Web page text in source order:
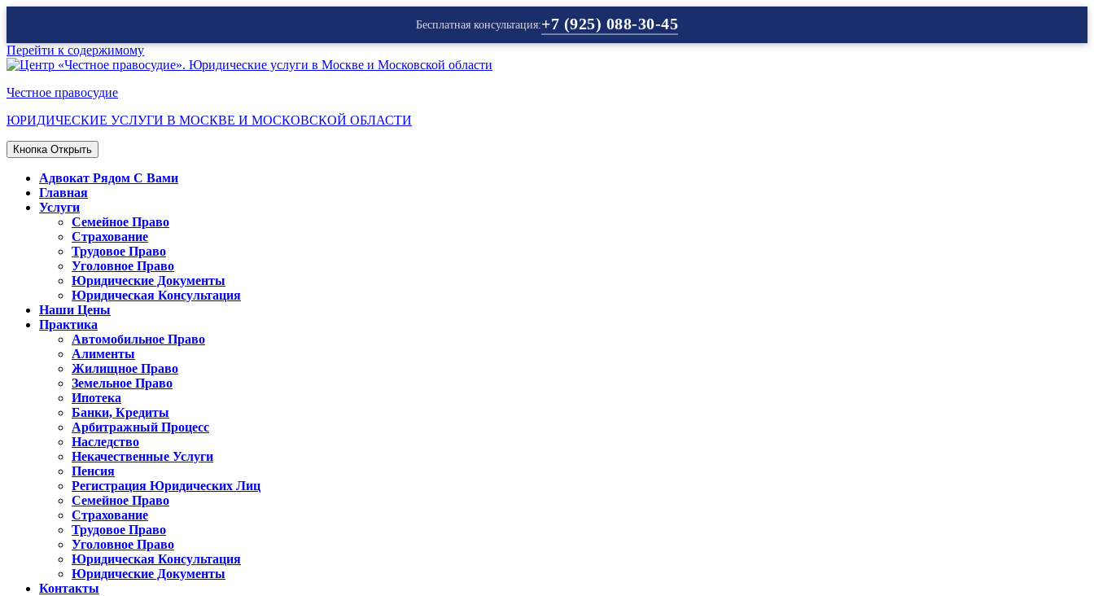
Бесплатная консультация:+7 (925) 088-30-45
Перейти к содержимому
Честное правосудие
ЮРИДИЧЕСКИЕ УСЛУГИ В МОСКВЕ И МОСКОВСКОЙ ОБЛАСТИ
Кнопка Открыть
Адвокат Рядом С Вами
Главная
Услуги
Семейное Право
Страхование
Трудовое Право
Уголовное Право
Юридические Документы
Юридическая Консультация
Наши Цены
Практика
Автомобильное Право
Алименты
Жилищное Право
Земельное Право
Ипотека
Банки, Кредиты
Арбитражный Процесс
Наследство
Некачественные Услуги
Пенсия
Регистрация Юридических Лиц
Семейное Право
Страхование
Трудовое Право
Уголовное Право
Юридическая Консультация
Юридические Документы
Контакты